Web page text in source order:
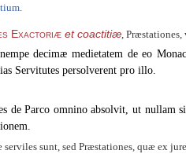
.
Exactoriæ et coactitiæ, Præstationes,
decimæ medietatem de eo
Servitutes persolverent pro illo.
de Parco omnino absolvit, ut nullam
serviles sunt, sed Præstationes, quæ ex